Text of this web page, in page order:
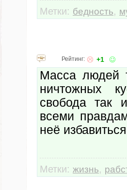
Метки: бедность,
Рейтинг: +1
Масса людей
ничтожных
свобода так
всеми
неё
Метки: жизнь,